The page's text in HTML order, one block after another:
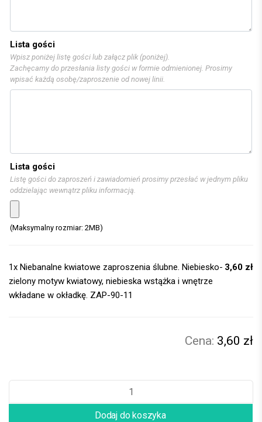
Lista gości
Wpisz poniżej listę gości lub załącz plik (poniżej).
Zachęcamy do przesłania listy gości w formie odmienionej. Prosimy
wpisać każdą osobę/zaproszenie od nowej linii.
Lista gości
Listę gości do zaproszeń i zawiadomień prosimy przesłać w jednym pliku
oddzielając wewnątrz pliku informacją.
(Maksymalny rozmiar: 2MB)
1x Niebanalne kwiatowe zaproszenia ślubne. Niebiesko-
zielony motyw kwiatowy, niebieska wstążka i wnętrze
wkładane w okładkę. ZAP-90-11
3,60 zł
3,60 zł
Dodaj do koszyka